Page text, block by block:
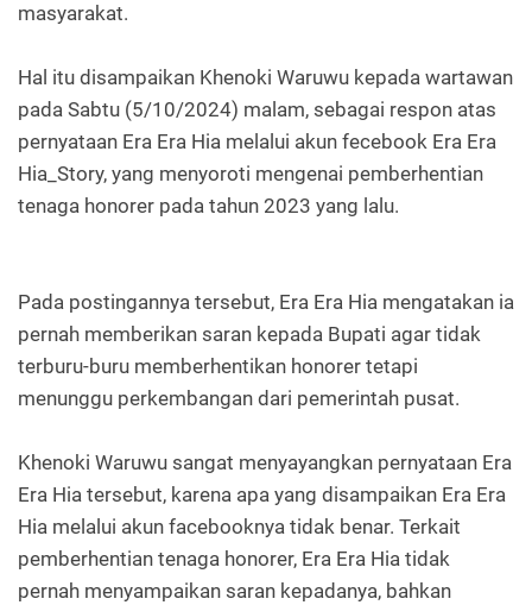
masyarakat.
Hal itu disampaikan Khenoki Waruwu kepada wartawan
pada Sabtu (5/10/2024) malam, sebagai respon atas
pernyataan Era Era Hia melalui akun fecebook Era Era
Hia_Story, yang menyoroti mengenai pemberhentian
tenaga honorer pada tahun 2023 yang lalu.
Pada postingannya tersebut, Era Era Hia mengatakan ia
pernah memberikan saran kepada Bupati agar tidak
terburu-buru memberhentikan honorer tetapi
menunggu perkembangan dari pemerintah pusat.
Khenoki Waruwu sangat menyayangkan pernyataan Era
Era Hia tersebut, karena apa yang disampaikan Era Era
Hia melalui akun facebooknya tidak benar. Terkait
pemberhentian tenaga honorer, Era Era Hia tidak
pernah menyampaikan saran kepadanya, bahkan